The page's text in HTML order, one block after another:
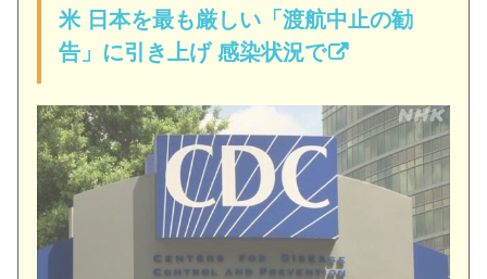
米 日本を最も厳しい「渡航中止の勧
告」に引き上げ 感染状況で